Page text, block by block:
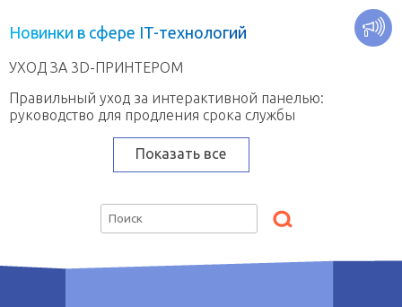
Новинки в сфере IT-технологий
УХОД ЗА 3D-ПРИНТЕРОМ
Правильный уход за интерактивной панелью:
руководство для продления срока службы
Показать все